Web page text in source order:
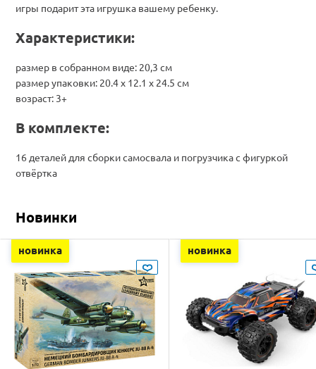
игры подарит эта игрушка вашему ребенку.
Характеристики:
размер в собранном виде: 20,3 см
размер упаковки: 20.4 х 12.1 х 24.5 см
возраст: 3+
В комплекте:
16 деталей для сборки самосвала и погрузчика с фигуркой
отвёртка
Новинки
новинка новинка